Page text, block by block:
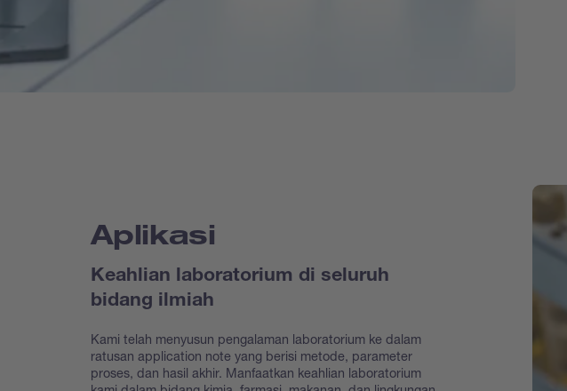
Aplikasi
Keahlian laboratorium di seluruh
bidang ilmiah
Kami telah menyusun pengalaman laboratorium ke dalam
ratusan application note yang berisi metode, parameter
proses, dan hasil akhir. Manfaatkan keahlian laboratorium